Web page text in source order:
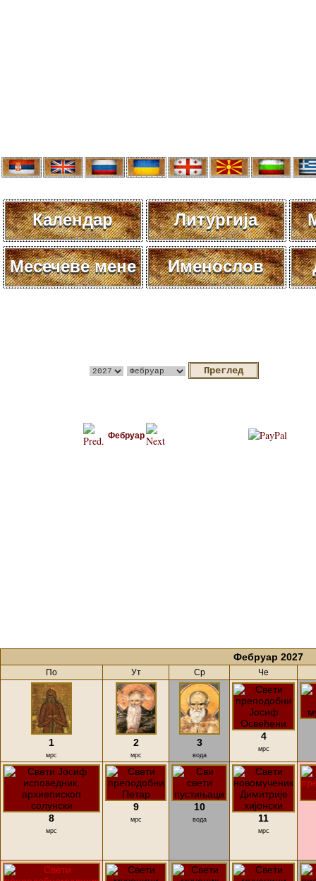
Календар Литургија
Месечеве мене Именослов
Фебруар
Фебруар 2027
По Ут Ср Че
1
мрс
2
мрс
3
вода
4
мрс
8
мрс
9
мрс
10
вода 11
мрс